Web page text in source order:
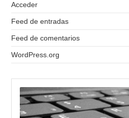
Acceder
Feed de entradas
Feed de comentarios
WordPress.org